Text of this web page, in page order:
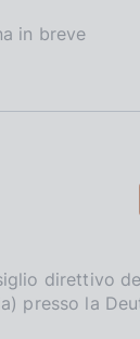
in breve
direttivo
presso la